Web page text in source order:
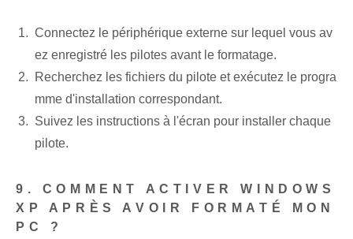
Connectez le périphérique externe sur lequel vous av
ez enregistré les pilotes avant le formatage.
Recherchez les fichiers du pilote et exécutez le progra
mme d'installation correspondant.
Suivez les instructions à l'écran pour installer chaque
pilote.
9. COMMENT ACTIVER WINDOWS
XP APRÈS AVOIR FORMATÉ MON
PC ?